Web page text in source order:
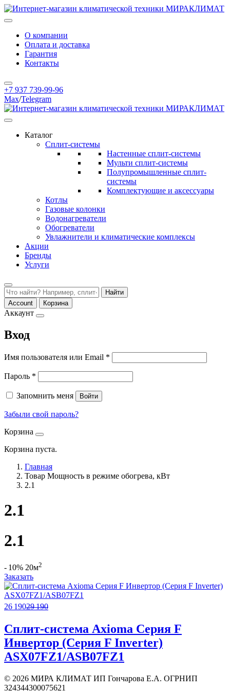
О компании
Оплата и доставка
Гарантия
Контакты
+7 937 739-99-96
Max/Telegram
Каталог
Сплит-системы
Настенные сплит-системы
Мульти сплит-системы
Полупромышленные сплит-
системы
Комплектующие и аксессуары
Котлы
Газовые колонки
Водонагреватели
Обогреватели
Увлажнители и климатические комплексы
Акции
Бренды
Услуги
Найти
Account
Корзина
Аккаунт
Вход
Имя пользователя или Email *
Пароль *
Запомнить меня Войти
Забыли свой пароль?
Корзина
Корзина пуста.
Главная
Товар Мощность в режиме обогрева, кВт
2.1
2.1
2.1
- 10% 20м2
Заказать
26 19029 190
Сплит-система Axioma Серия F
Инвертор (Серия F Inverter)
ASX07FZ1/ASB07FZ1
© 2026 МИРА КЛИМАТ ИП Гончарова Е.А. ОГРНИП
324344300075621